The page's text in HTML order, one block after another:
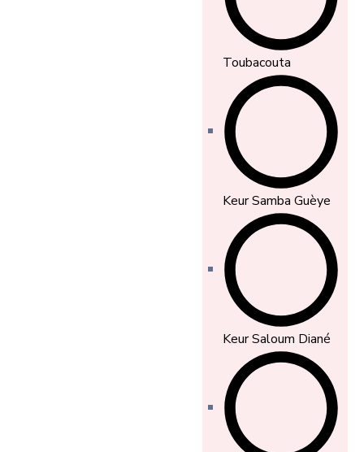
Toubacouta
Keur Samba Guèye
Keur Saloum Diané